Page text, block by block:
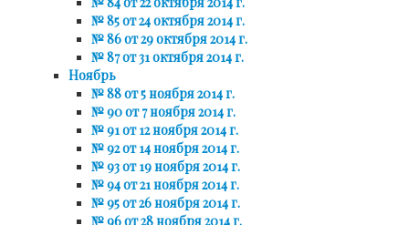
№ 85 от 24 октября 2014 г.
№ 86 от 29 октября 2014 г.
№ 87 от 31 октября 2014 г.
Ноябрь
№ 88 от 5 ноября 2014 г.
№ 90 от 7 ноября 2014 г.
№ 91 от 12 ноября 2014 г.
№ 92 от 14 ноября 2014 г.
№ 93 от 19 ноября 2014 г.
№ 94 от 21 ноября 2014 г.
№ 95 от 26 ноября 2014 г.
№ 96 от 28 ноября 2014 г.